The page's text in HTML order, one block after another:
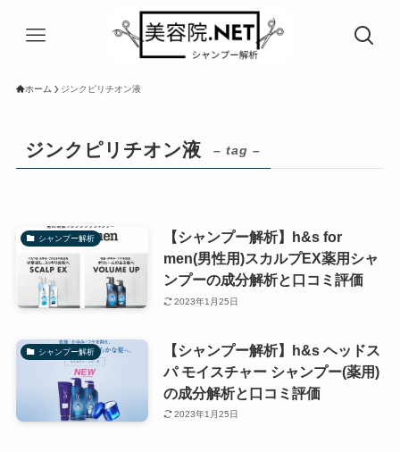
ホーム ジンクピリチオン液
ジンクピリチオン液 – tag –
シャンプー解析
【シャンプー解析】h&s for
men(男性用)スカルプEX薬用シャ
ンプーの成分解析と口コミ評価
2023年1月25日
シャンプー解析
【シャンプー解析】h&s ヘッドス
パ モイスチャー シャンプー(薬用)
の成分解析と口コミ評価
2023年1月25日